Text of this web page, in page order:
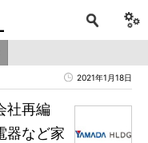
2021年1月18日
社再編
器など家